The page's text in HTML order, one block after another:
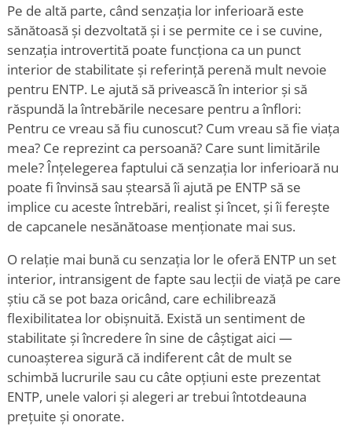
Pe de altă parte, când senzația lor inferioară este
sănătoasă și dezvoltată și i se permite ce i se cuvine,
senzația introvertită poate funcționa ca un punct
interior de stabilitate și referință perenă mult nevoie
pentru ENTP. Le ajută să privească în interior și să
răspundă la întrebările necesare pentru a înflori:
Pentru ce vreau să fiu cunoscut? Cum vreau să fie viața
mea? Ce reprezint ca persoană? Care sunt limitările
mele? Înțelegerea faptului că senzația lor inferioară nu
poate fi învinsă sau ștearsă îi ajută pe ENTP să se
implice cu aceste întrebări, realist și încet, și îi ferește
de capcanele nesănătoase menționate mai sus.
O relație mai bună cu senzația lor le oferă ENTP un set
interior, intransigent de fapte sau lecții de viață pe care
știu că se pot baza oricând, care echilibrează
flexibilitatea lor obișnuită. Există un sentiment de
stabilitate și încredere în sine de câștigat aici —
cunoașterea sigură că indiferent cât de mult se
schimbă lucrurile sau cu câte opțiuni este prezentat
ENTP, unele valori și alegeri ar trebui întotdeauna
prețuite și onorate.